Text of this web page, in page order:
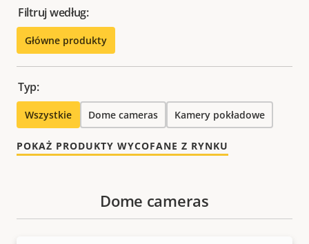
Filtruj według:
Główne produkty
Typ:
Wszystkie Dome cameras Kamery pokładowe
POKAŻ PRODUKTY WYCOFANE Z RYNKU
Dome cameras